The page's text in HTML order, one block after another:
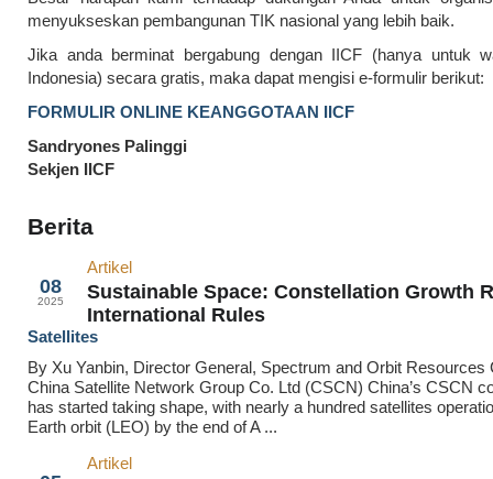
menyukseskan pembangunan TIK nasional yang lebih baik.
Jika anda berminat bergabung dengan IICF (hanya untuk
Indonesia) secara gratis, maka dapat mengisi e-formulir berikut:
FORMULIR ONLINE KEANGGOTAAN IICF
Sandryones Palinggi
Sekjen IICF
Berita
08
2025
Artikel
Sustainable Space: Constellation Growth
International Rules
Satellites
By Xu Yanbin, Director General, Spectrum and Orbit Resources
China Satellite Network Group Co. Ltd (CSCN) China’s CSCN
has started taking shape, with nearly a hundred satellites
Earth orbit (LEO) by the end of A ...
Artikel